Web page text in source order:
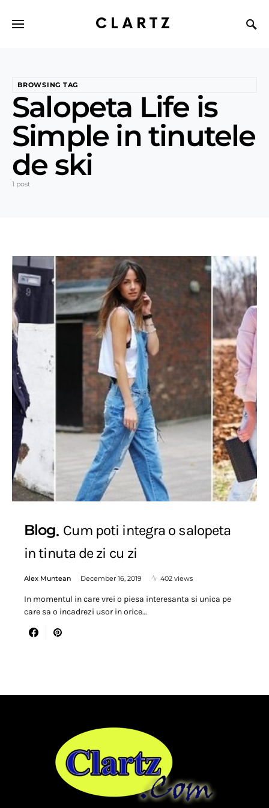
CLARTZ
BROWSING TAG
Salopeta Life is
Simple in tinutele
de ski
1 post
Blog Cum poti integra o salopeta
in tinuta de zi cu zi
Alex Muntean December 16, 2019 402 views
In momentul in care vrei o piesa interesanta si unica pe
care sa o incadrezi usor in orice…